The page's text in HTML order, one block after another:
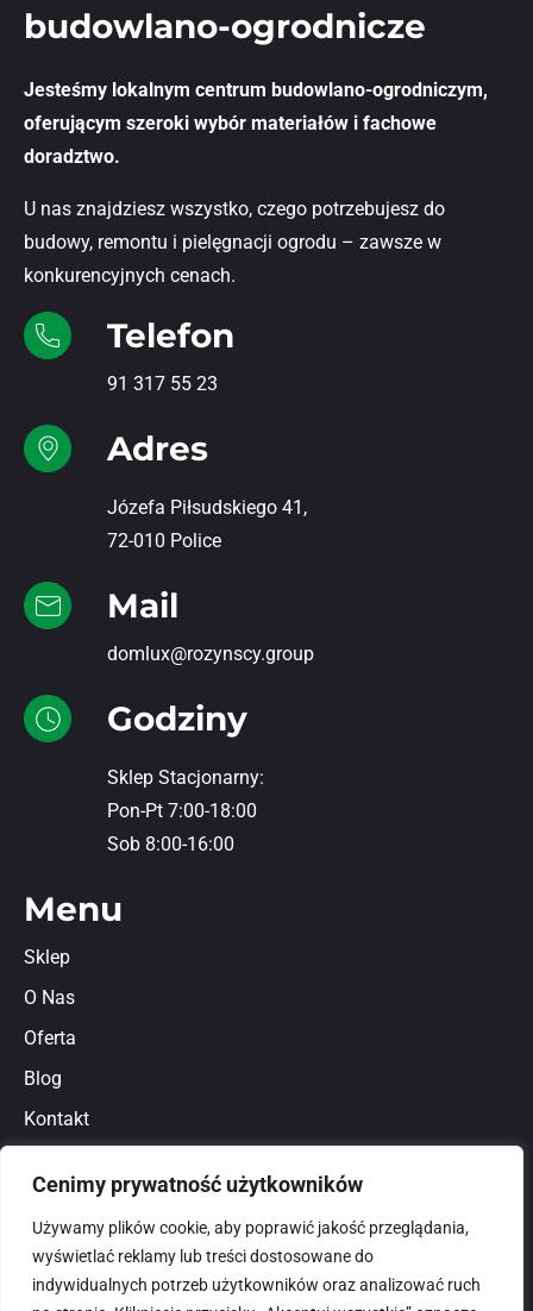
Cenimy prywatność użytkowników
Używamy plików cookie, aby poprawić jakość przeglądania,
wyświetlać reklamy lub treści dostosowane do
indywidualnych potrzeb użytkowników oraz analizować ruch
budowlano-ogrodnicze
Jesteśmy lokalnym centrum budowlano-ogrodniczym,
oferującym szeroki wybór materiałów i fachowe
doradztwo.
U nas znajdziesz wszystko, czego potrzebujesz do
budowy, remontu i pielęgnacji ogrodu – zawsze w
konkurencyjnych cenach.
Telefon
91 317 55 23
Adres
Józefa Piłsudskiego 41,
72-010 Police
Mail
domlux@rozynscy.group
Godziny
Sklep Stacjonarny:
Pon-Pt 7:00-18:00
Sob 8:00-16:00
Menu
Sklep
O Nas
Oferta
Blog
Kontakt
Polityka prywatności